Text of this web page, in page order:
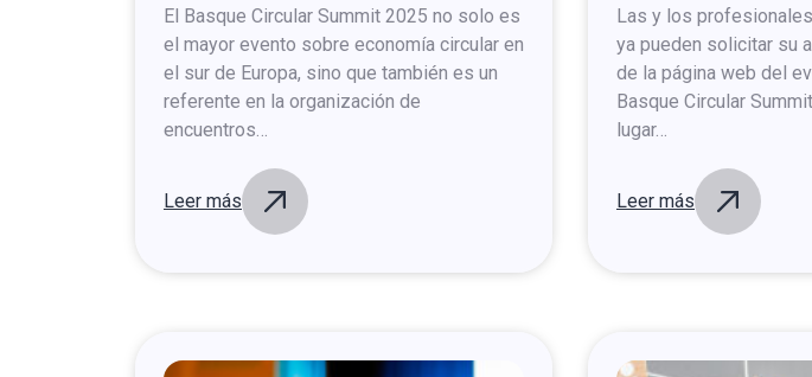
El Basque Circular Summit 2025 no solo es
el mayor evento sobre economía circular en
el sur de Europa, sino que también es un
referente en la organización de
encuentros…
Leer más
Las y los
ya pueden solicitar su
de la página web del
Basque Circular
lugar…
Leer más